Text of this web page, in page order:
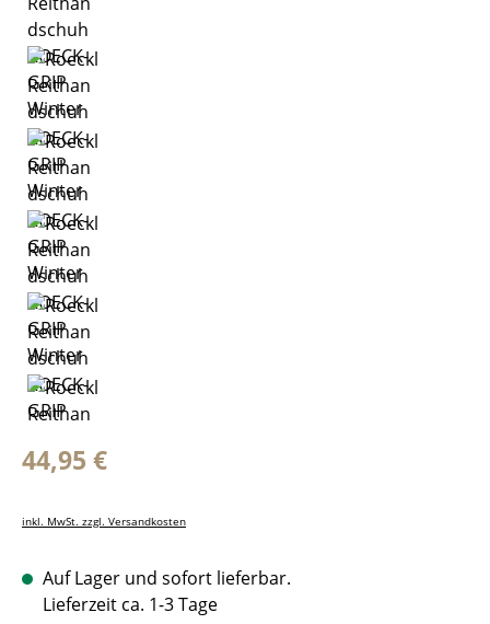
Regulärer Preis:
44,95 €
inkl. MwSt. zzgl. Versandkosten
Auf Lager und sofort lieferbar.
Lieferzeit ca. 1-3 Tage